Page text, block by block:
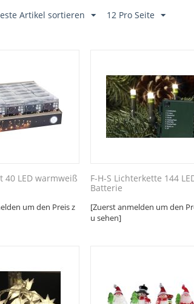
Artikel sortieren 12 Pro Seite
40 LED warmweiß
um den Preis z
F-H-S Lichterkette 144
Batterie
[Zuerst anmelden um den
u sehen]